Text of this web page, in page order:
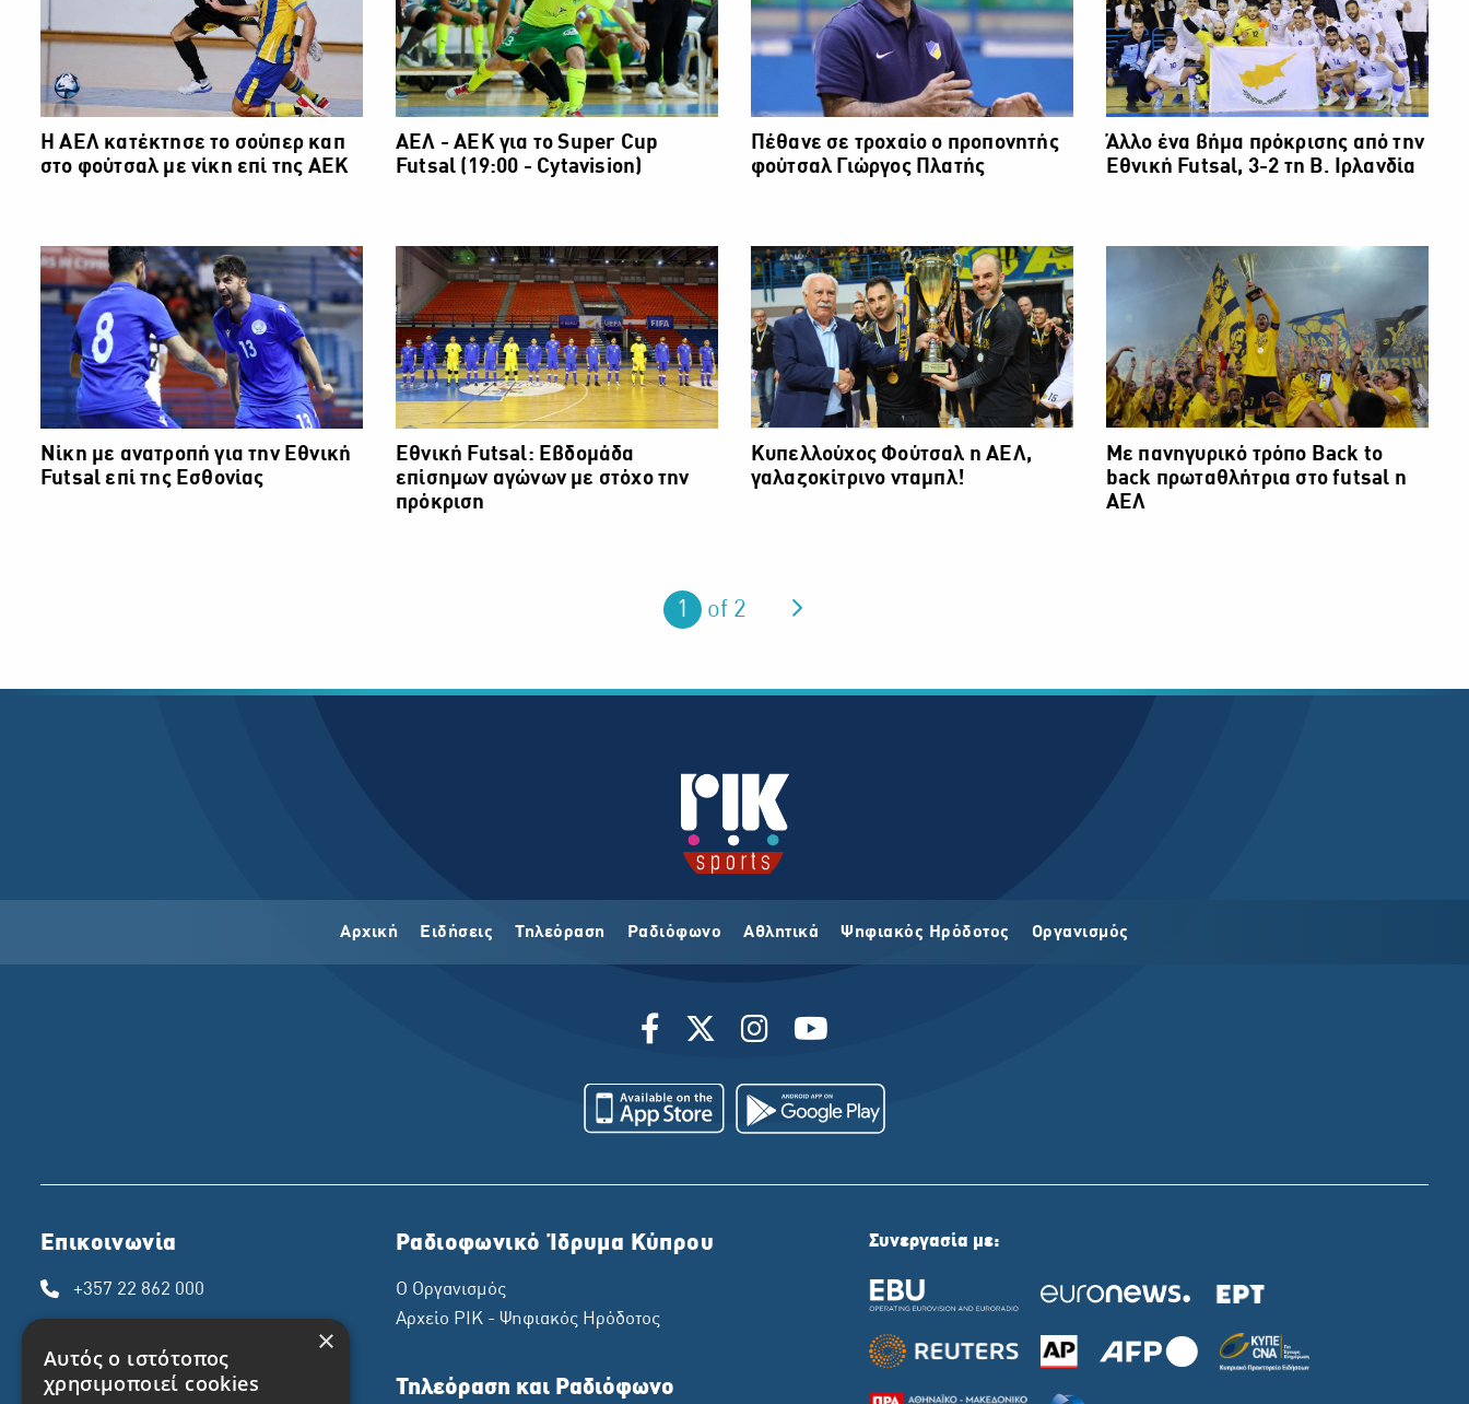
Η ΑΕΛ κατέκτησε το σούπερ καπ
στο φούτσαλ με νίκη επί της ΑΕΚ
ΑΕΛ - ΑΕΚ για το Super Cup
Futsal (19:00 - Cytavision)
Πέθανε σε τροχαίο ο προπονητής
φούτσαλ Γιώργος Πλατής
Άλλο ένα βήμα πρόκρισης από την
Εθνική Futsal, 3-2 τη Β. Ιρλανδία
Νίκη με ανατροπή για την Εθνική
Futsal επί της Εσθονίας
Εθνική Futsal: Εβδομάδα
επίσημων αγώνων με στόχο την
πρόκριση
Κυπελλούχος Φούτσαλ η ΑΕΛ,
γαλαζοκίτρινο νταμπλ!
Με πανηγυρικό τρόπο Back to
back πρωταθλήτρια στο futsal η
ΑΕΛ
You are on page
1 of 2 Next page
Αρχική Ειδήσεις Τηλεόραση Ραδιόφωνο Αθλητικά Ψηφιακός Ηρόδοτος Οργανισμός
Επικοινωνία
+357 22 862 000
Ραδιοφωνικό Ίδρυμα Κύπρου
Ραδιοφωνικό Ίδρυμα Κύπρου
Ο Οργανισμός
Αρχείο ΡΙΚ - Ψηφιακός Ηρόδοτος
Τηλεόραση και Ραδιόφωνο
Συνεργασία με:
×
Αυτός ο ιστότοπος
χρησιμοποιεί cookies